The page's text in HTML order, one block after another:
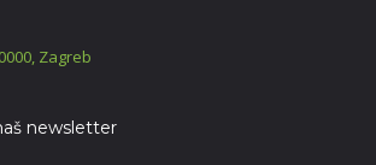
Zagreb
newsletter